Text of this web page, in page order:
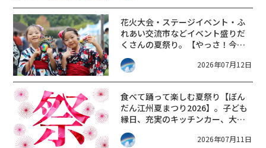
花火大会・ステージイベント・ふ
れあい交流市などイベント盛りだ
くさんの夏祭り。【やっさ！今
津！！ 2026】
2026年07月12日
食べて踊って楽しむ夏祭り【ぼん
だん江州夏まつり2026】。子ども
縁日、充実のキッチンカー、大盆
踊り大会、お米が当たる抽選会な
ど。
2026年07月11日